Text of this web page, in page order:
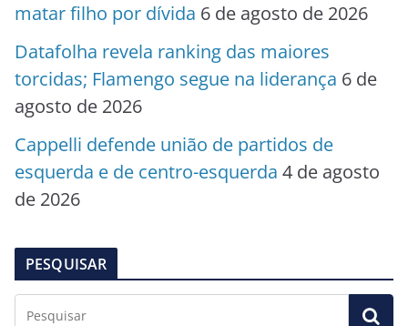
matar filho por dívida 6 de agosto de 2026
Datafolha revela ranking das maiores
torcidas; Flamengo segue na liderança 6 de
agosto de 2026
Cappelli defende união de partidos de
esquerda e de centro-esquerda 4 de agosto
de 2026
PESQUISAR